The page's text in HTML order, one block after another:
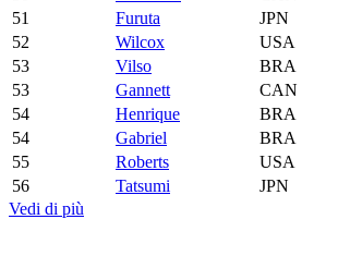
51
Furuta JPN
52
Wilcox USA
53
Vilso BRA
53
Gannett CAN
54
Henrique BRA
54
Gabriel BRA
55
Roberts USA
56
Tatsumi JPN
Vedi di più